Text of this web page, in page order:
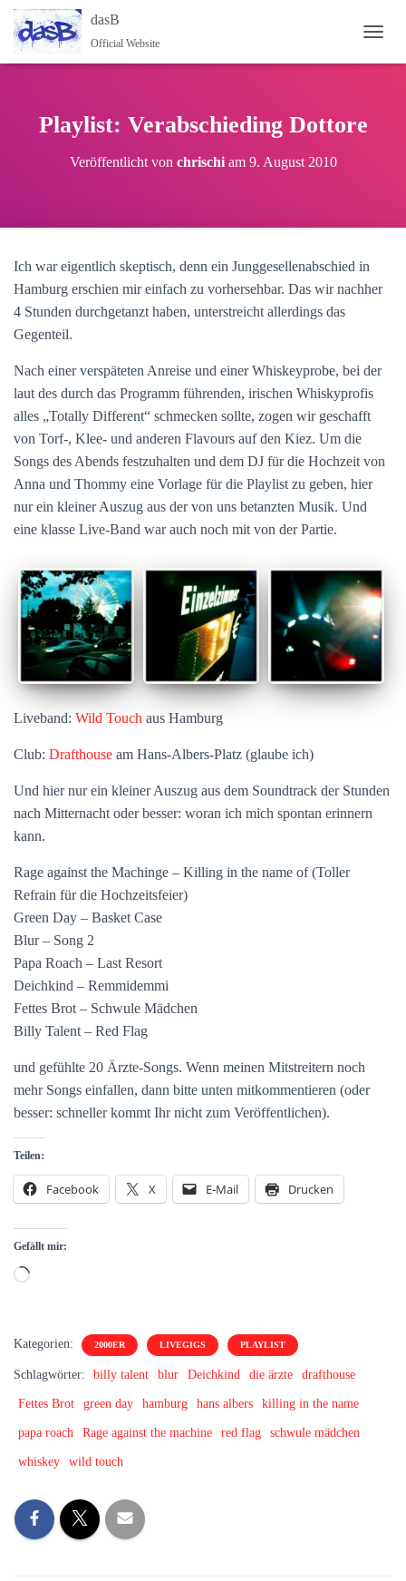
dasB
Official Website
Playlist: Verabschieding Dottore
Veröffentlicht von chrischiam 9. August 2010
Ich war eigentlich skeptisch, denn ein Junggesellenabschied in
Hamburg erschien mir einfach zu vorhersehbar. Das wir nachher
4 Stunden durchgetanzt haben, unterstreicht allerdings das
Gegenteil.
Nach einer verspäteten Anreise und einer Whiskeyprobe, bei der
laut des durch das Programm führenden, irischen Whiskyprofis
alles „Totally Different“ schmecken sollte, zogen wir geschafft
von Torf-, Klee- und anderen Flavours auf den Kiez. Um die
Songs des Abends festzuhalten und dem DJ für die Hochzeit von
Anna und Thommy eine Vorlage für die Playlist zu geben, hier
nur ein kleiner Auszug aus der von uns betanzten Musik. Und
eine klasse Live-Band war auch noch mit von der Partie.
Liveband: Wild Touch aus Hamburg
Club: Drafthouse am Hans-Albers-Platz (glaube ich)
Und hier nur ein kleiner Auszug aus dem Soundtrack der Stunden
nach Mitternacht oder besser: woran ich mich spontan erinnern
kann.
Rage against the Machinge – Killing in the name of (Toller
Refrain für die Hochzeitsfeier)
Green Day – Basket Case
Blur – Song 2
Papa Roach – Last Resort
Deichkind – Remmidemmi
Fettes Brot – Schwule Mädchen
Billy Talent – Red Flag
und gefühlte 20 Ärzte-Songs. Wenn meinen Mitstreitern noch
mehr Songs einfallen, dann bitte unten mitkommentieren (oder
besser: schneller kommt Ihr nicht zum Veröffentlichen).
Teilen:
Facebook X E-Mail Drucken
Gefällt mir:
Wird
Kategorien: 2000ER LIVEGIGS PLAYLIST
Schlagwörter: billy talent blur Deichkind die ärzte drafthouse
Fettes Brot green day hamburg hans albers killing in the name
papa roach Rage against the machine red flag schwule mädchen
whiskey wild touch